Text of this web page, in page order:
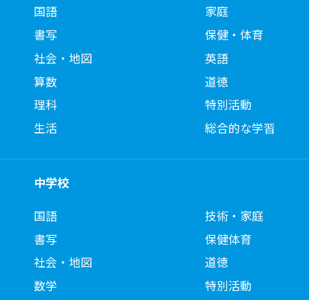
国語
書写
社会・地図
算数
理科
生活
家庭
保健・体育
英語
道徳
特別活動
総合的な学習
中学校
国語
書写
社会・地図
数学
技術・家庭
保健体育
道徳
特別活動